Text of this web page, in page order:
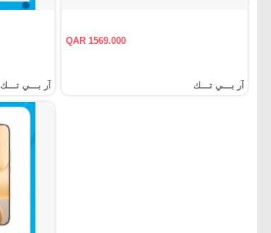
QAR 1569.000
آر بـــي تـــك آر بـــي تـــك